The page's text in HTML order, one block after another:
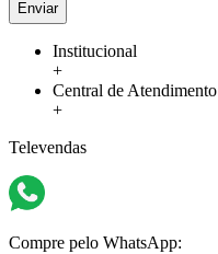
Enviar
Institucional
+
Central de Atendimento
+
Televendas
Compre pelo WhatsApp: